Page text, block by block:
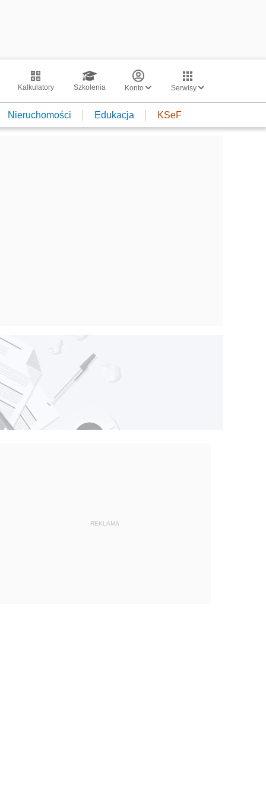
Kalkulatory Szkolenia Konto Serwisy
Nieruchomości Edukacja KSeF
REKLAMA